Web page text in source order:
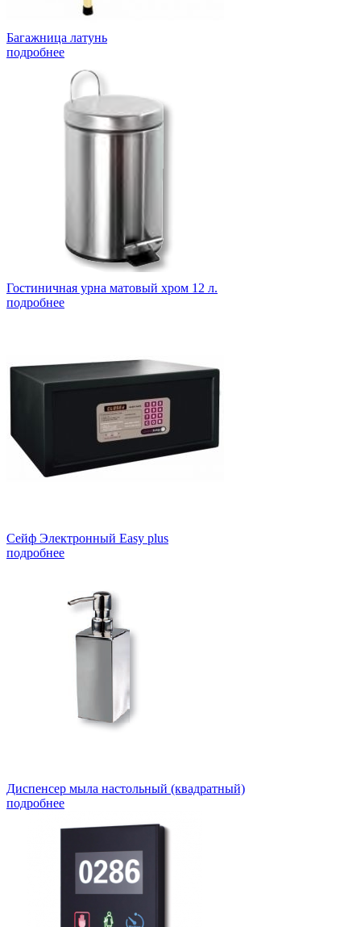
Багажница латунь
подробнее
Гостиничная урна матовый хром 12 л.
подробнее
Сейф Электронный Easy plus
подробнее
Диспенсер мыла настольный (квадратный)
подробнее